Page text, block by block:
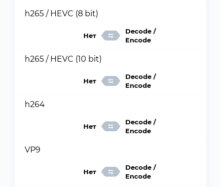
h265 / HEVC (8 bit)
Нет
Decode /
Encode
h265 / HEVC (10 bit)
Нет
Decode /
Encode
h264
Нет
Decode /
Encode
VP9
Нет
Decode /
Encode